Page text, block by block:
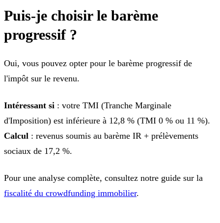
Puis-je choisir le barème
progressif ?
Oui, vous pouvez opter pour le barème progressif de
l'impôt sur le revenu.
Intéressant si : votre TMI (Tranche Marginale
d'Imposition) est inférieure à 12,8 % (TMI 0 % ou 11 %).
Calcul : revenus soumis au barème IR + prélèvements
sociaux de 17,2 %.
Pour une analyse complète, consultez notre guide sur la
fiscalité du crowdfunding immobilier.